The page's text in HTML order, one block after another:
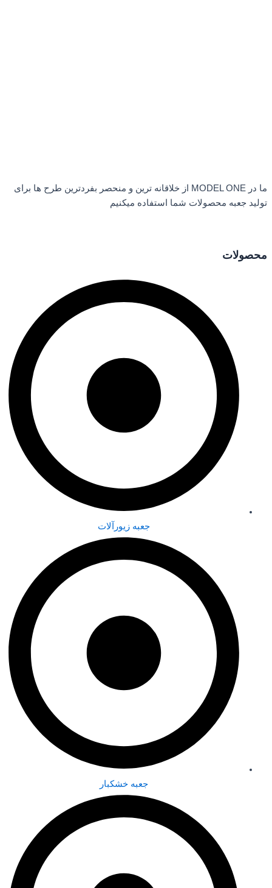
ما در MODEL ONE از خلاقانه ترین و منحصر بفردترین طرح ها برای
تولید جعبه محصولات شما استفاده میکنیم
محصولات
جعبه زیورآلات
جعبه خشکبار